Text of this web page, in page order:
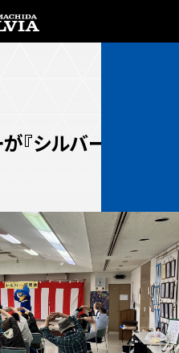
『シルバー交流